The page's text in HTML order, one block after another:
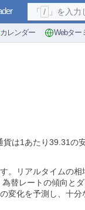
カレンダー Webター
「 / 」を入力
は1あたり39.31の
。リアルタイムの
替レートの傾向とダ
変化を予測し、十